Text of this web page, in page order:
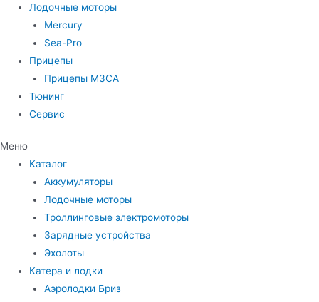
Лодочные моторы
Mercury
Sea-Pro
Прицепы
Прицепы МЗСА
Тюнинг
Сервис
Меню
Каталог
Аккумуляторы
Лодочные моторы
Троллинговые электромоторы
Зарядные устройства
Эхолоты
Катера и лодки
Аэролодки Бриз